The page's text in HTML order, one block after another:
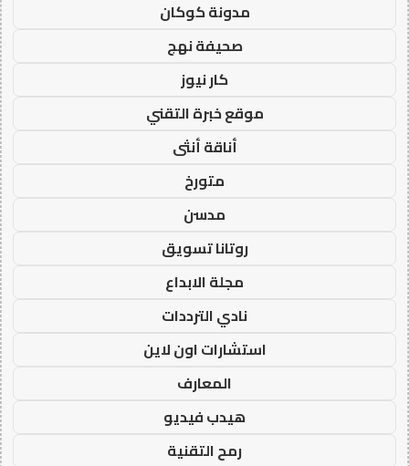
مدونة كوكان
صحيفة نهج
كار نيوز
موقع خبرة التقني
أناقة أنثى
متورخ
مدسن
روتانا تسويق
مجلة الابداع
نادي الترددات
استشارات اون لاين
المعارف
هيدب فيديو
رمح التقنية